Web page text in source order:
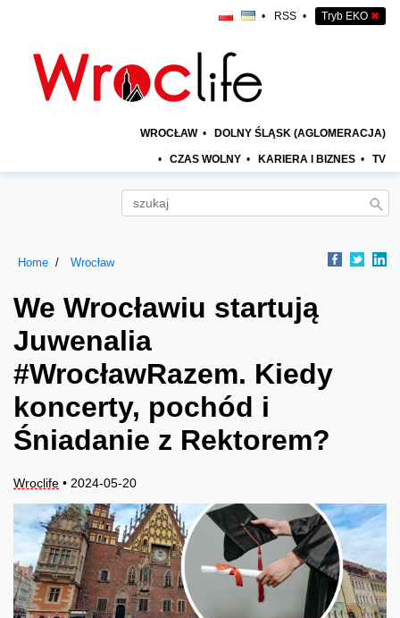
• RSS • Tryb EKO ✖
WROCŁAW • DOLNY ŚLĄSK (AGLOMERACJA)
• CZAS WOLNY • KARIERA I BIZNES • TV
Home Wrocław
We Wrocławiu startują
Juwenalia
#WrocławRazem. Kiedy
koncerty, pochód i
Śniadanie z Rektorem?
Wroclife • 2024-05-20